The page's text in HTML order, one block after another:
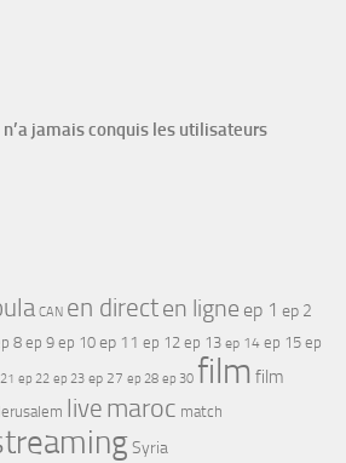
jamais conquis les utilisateurs
CAN en directen ligne ep 1 ep 2
8 ep 9 ep 10 ep 11 ep 12 ep 13 ep 14 ep 15 ep
ep 22 ep 23 ep 27 ep 28 ep 30 film film
Jerusalem live maroc match
Syria